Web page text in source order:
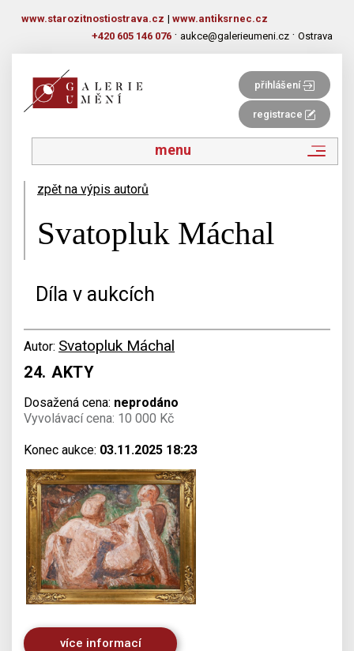
www.starozitnostiostrava.cz | www.antiksrnec.cz
+420 605 146 076 · aukce@galerieumeni.cz · Ostrava
přihlášení
registrace
menu
zpět na výpis autorů
Svatopluk Máchal
Díla v aukcích
Autor: Svatopluk Máchal
24. AKTY
Dosažená cena: neprodáno
Vyvolávací cena: 10 000 Kč
Konec aukce: 03.11.2025 18:23
více informací